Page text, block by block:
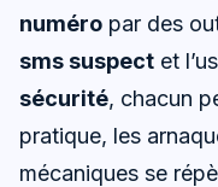
numéro par des
sms suspect et
sécurité, chacun
pratique, les
mécaniques se